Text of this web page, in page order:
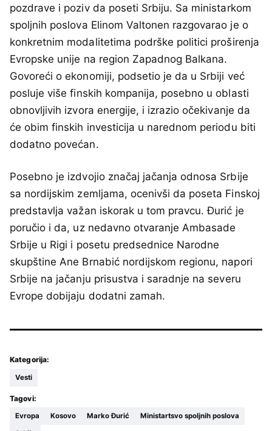
pozdrave i poziv da poseti Srbiju. Sa ministarkom
spoljnih poslova Elinom Valtonen razgovarao je o
konkretnim modalitetima podrške politici proširenja
Evropske unije na region Zapadnog Balkana.
Govoreći o ekonomiji, podsetio je da u Srbiji već
posluje više finskih kompanija, posebno u oblasti
obnovljivih izvora energije, i izrazio očekivanje da
će obim finskih investicija u narednom periodu biti
dodatno povećan.
Posebno je izdvojio značaj jačanja odnosa Srbije
sa nordijskim zemljama, ocenivši da poseta Finskoj
predstavlja važan iskorak u tom pravcu. Đurić je
poručio i da, uz nedavno otvaranje Ambasade
Srbije u Rigi i posetu predsednice Narodne
skupštine Ane Brnabić nordijskom regionu, napori
Srbije na jačanju prisustva i saradnje na severu
Evrope dobijaju dodatni zamah.
Kategorija:
Vesti
Tagovi:
Evropa Kosovo Marko Đurić Ministartsvo spoljnih poslova